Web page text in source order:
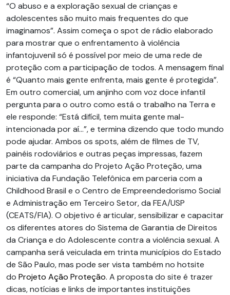
“O abuso e a exploração sexual de crianças e
adolescentes são muito mais frequentes do que
imaginamos”. Assim começa o spot de rádio elaborado
para mostrar que o enfrentamento à violência
infantojuvenil só é possível por meio de uma rede de
proteção com a participação de todos. A mensagem final
é “Quanto mais gente enfrenta, mais gente é protegida”.
Em outro comercial, um anjinho com voz doce infantil
pergunta para o outro como está o trabalho na Terra e
ele responde: “Está difícil, tem muita gente mal-
intencionada por aí…”, e termina dizendo que todo mundo
pode ajudar. Ambos os spots, além de filmes de TV,
painéis rodoviários e outras peças impressas, fazem
parte da campanha do Projeto Ação Proteção, uma
iniciativa da Fundação Telefônica em parceria com a
Childhood Brasil e o Centro de Empreendedorismo Social
e Administração em Terceiro Setor, da FEA/USP
(CEATS/FIA). O objetivo é articular, sensibilizar e capacitar
os diferentes atores do Sistema de Garantia de Direitos
da Criança e do Adolescente contra a violência sexual. A
campanha será veiculada em trinta municípios do Estado
de São Paulo, mas pode ser vista também no hotsite
do Projeto Ação Proteção. A proposta do site é trazer
dicas, notícias e links de importantes instituições